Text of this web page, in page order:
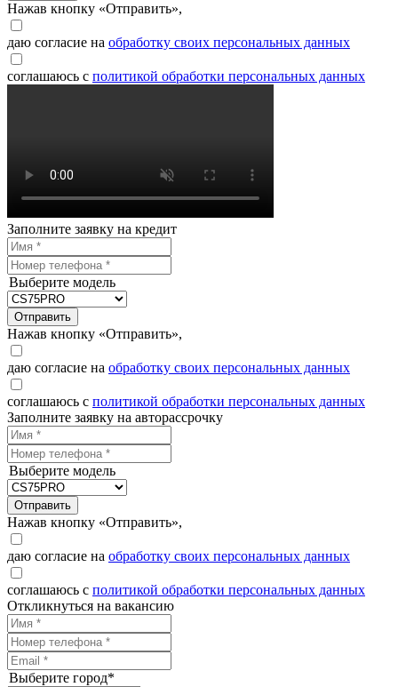
Нажав кнопку «Отправить»,
даю согласие на обработку своих персональных данных
соглашаюсь с политикой обработки персональных данных
Заполните заявку на кредит
Выберите модель
Отправить
Нажав кнопку «Отправить»,
даю согласие на обработку своих персональных данных
соглашаюсь с политикой обработки персональных данных
Заполните заявку на авторассрочку
Выберите модель
Отправить
Нажав кнопку «Отправить»,
даю согласие на обработку своих персональных данных
соглашаюсь с политикой обработки персональных данных
Откликнуться на вакансию
Выберите город*